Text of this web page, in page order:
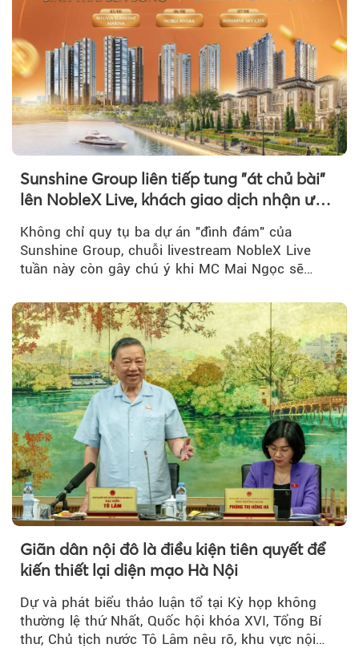
Sunshine Group liên tiếp tung "át chủ bài"
lên NobleX Live, khách giao dịch nhận ưu
Không chỉ quy tụ ba dự án "đình đám" của
Sunshine Group, chuỗi livestream NobleX Live
tuần này còn gây chú ý khi MC Mai Ngọc sẽ
Giãn dân nội đô là điều kiện tiên quyết để
kiến thiết lại diện mạo Hà Nội
Dự và phát biểu thảo luận tổ tại Kỳ họp không
thường lệ thứ Nhất, Quốc hội khóa XVI, Tổng Bí
thư, Chủ tịch nước Tô Lâm nêu rõ, khu vực nội